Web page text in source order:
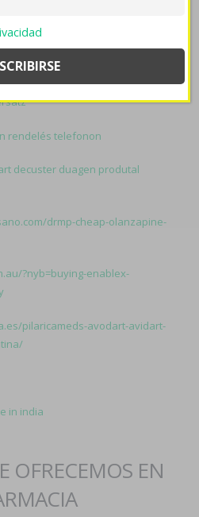
rendelés telefonon
decuster duagen produtal
drmp-cheap-olanzapine-
?nyb=buying-enablex-
pilaricameds-avodart-avidart-
in india
OFRECEMOS EN